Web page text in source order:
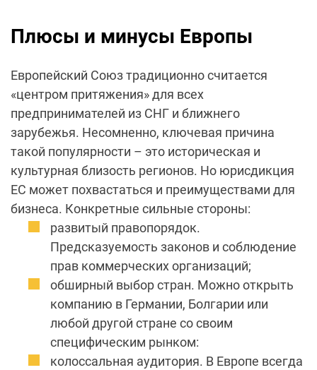
Плюсы и минусы Европы
Европейский Союз традиционно считается
«центром притяжения» для всех
предпринимателей из СНГ и ближнего
зарубежья. Несомненно, ключевая причина
такой популярности – это историческая и
культурная близость регионов. Но юрисдикция
ЕС может похвастаться и преимуществами для
бизнеса. Конкретные сильные стороны:
развитый правопорядок.
Предсказуемость законов и соблюдение
прав коммерческих организаций;
обширный выбор стран. Можно открыть
компанию в Германии, Болгарии или
любой другой стране со своим
специфическим рынком:
колоссальная аудитория. В Европе всегда